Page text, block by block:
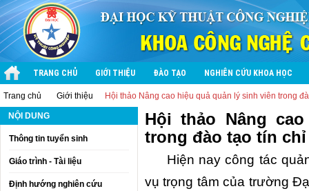
TRANG CHỦ GIỚI THIỆU ĐÀO TẠO NGHIÊN CỨU KHOA HỌC
Trang chủ Giới thiệu Hội thảo Nâng cao hiệu quả quản lý sinh viên trong
NỘI DUNG
Thông tin tuyển sinh
Giáo trình - Tài liệu
Định hướng nghiên cứu
Hội thảo Nâng
trong đào tạo tín chỉ
Hiện nay công tác quản
vụ trọng tâm của trường